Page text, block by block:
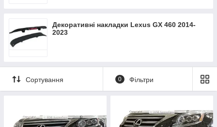
Декоративні накладки Lexus GX 460 2014-
2023
Сортування 0 Фільтри